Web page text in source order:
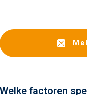
Welke factoren